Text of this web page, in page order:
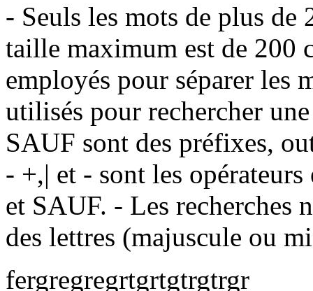
- Seuls les mots de plus de
taille maximum est de 200
employés pour séparer les
utilisés pour rechercher
SAUF sont des préfixes,
- +,| et - sont les
et SAUF. - Les recherches
des lettres (majuscule ou
fergregregrtgrtgtrgtrgr